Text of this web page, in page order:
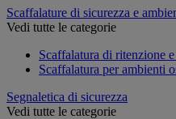
Scaffalature di sicurezza e
Vedi tutte le categorie
Scaffalatura di ritenzione
Scaffalatura per ambienti
Segnaletica di sicurezza
Vedi tutte le categorie